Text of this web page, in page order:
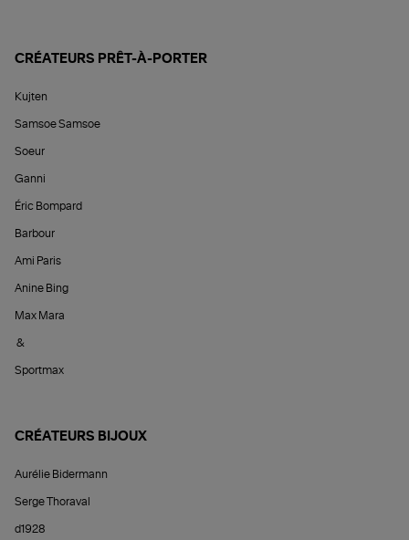
CRÉATEURS PRÊT-À-PORTER
Kujten
Samsoe Samsoe
Soeur
Ganni
Éric Bompard
Barbour
Ami Paris
Anine Bing
Max Mara
&
Sportmax
CRÉATEURS BIJOUX
Aurélie Bidermann
Serge Thoraval
d1928